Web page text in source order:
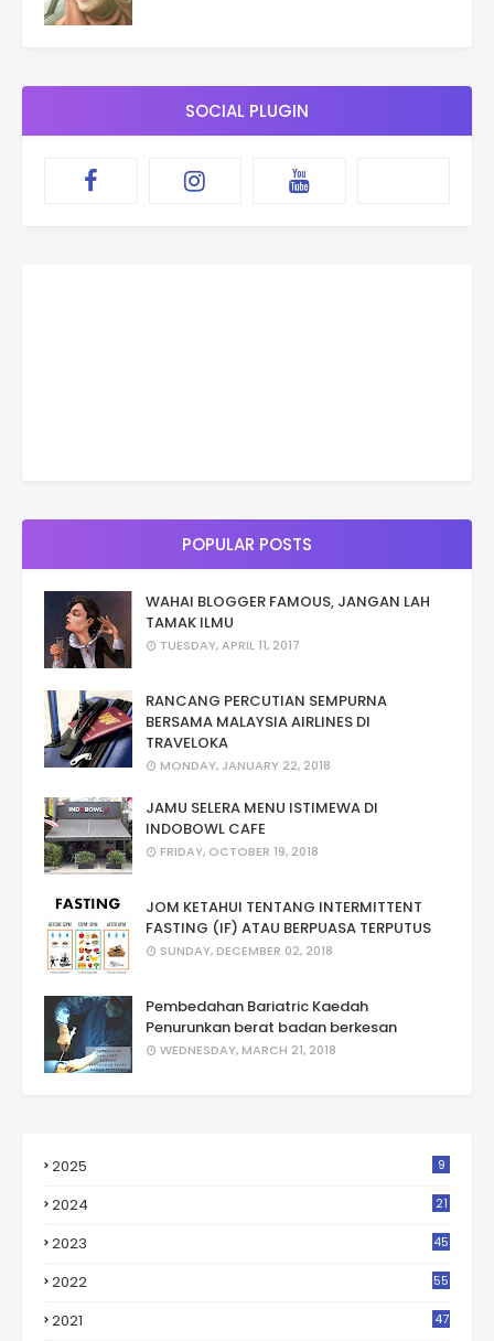
SOCIAL PLUGIN
POPULAR POSTS
WAHAI BLOGGER FAMOUS, JANGAN LAH
TAMAK ILMU
TUESDAY, APRIL 11, 2017
RANCANG PERCUTIAN SEMPURNA
BERSAMA MALAYSIA AIRLINES DI
TRAVELOKA
MONDAY, JANUARY 22, 2018
JAMU SELERA MENU ISTIMEWA DI
INDOBOWL CAFE
FRIDAY, OCTOBER 19, 2018
JOM KETAHUI TENTANG INTERMITTENT
FASTING (IF) ATAU BERPUASA TERPUTUS
SUNDAY, DECEMBER 02, 2018
Pembedahan Bariatric Kaedah
Penurunkan berat badan berkesan
WEDNESDAY, MARCH 21, 2018
2025 9
2024 21
2023 45
2022 55
2021 47